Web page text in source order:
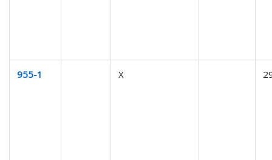
955-1 X